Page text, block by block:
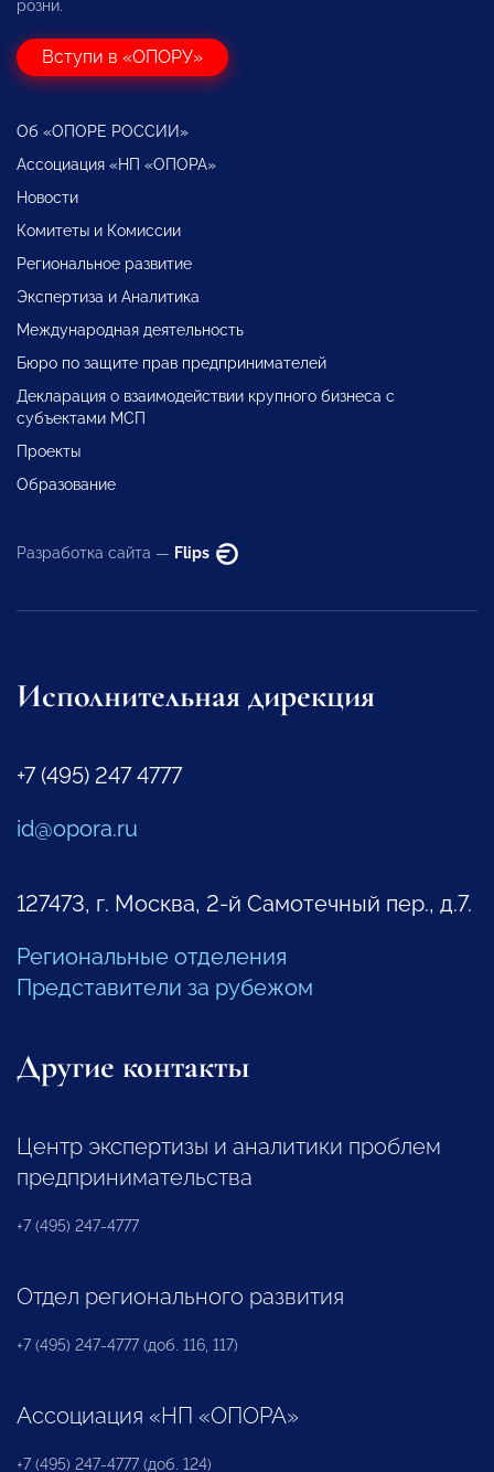
розни.
Вступи в «ОПОРУ»
Об «ОПОРЕ РОССИИ»
Ассоциация «НП «ОПОРА»
Новости
Комитеты и Комиссии
Региональное развитие
Экспертиза и Аналитика
Международная деятельность
Бюро по защите прав предпринимателей
Декларация о взаимодействии крупного бизнеса с
субъектами МСП
Проекты
Образование
Разработка сайта — Flips
Исполнительная дирекция
+7 (495) 247 4777
id@opora.ru
127473, г. Москва, 2-й Самотечный пер., д.7.
Региональные отделения
Представители за рубежом
Другие контакты
Центр экспертизы и аналитики проблем
предпринимательства
+7 (495) 247-4777
Отдел регионального развития
+7 (495) 247-4777 (доб. 116, 117)
Ассоциация «НП «ОПОРА»
+7 (495) 247-4777 (доб. 124)